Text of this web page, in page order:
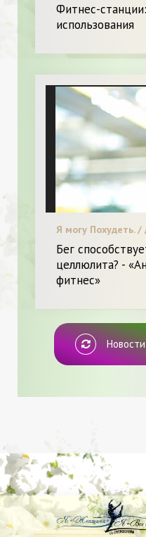
Фитнес-
использования
Я могу Похудеть.
Бег
целлюлита? -
фитнес»